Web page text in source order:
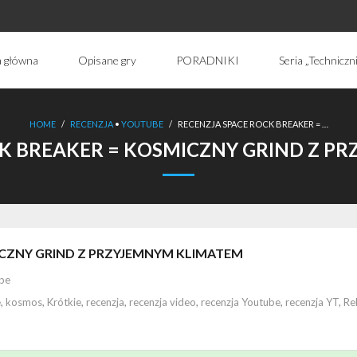
Opisane gry PORADNIKI Seria
HOME / RECENZJA• YOUTUBE / RECENZJA SPACE ROCK BREAKER = …
BREAKER = KOSMICZNY GRIND Z
GRIND Z PRZYJEMNYM KLIMATEM
, kosmos, Krótkie, recenzja, recenzja video, recenzja Youtube, recenzja YT,